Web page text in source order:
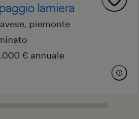
lamiera
piemonte
€ annuale